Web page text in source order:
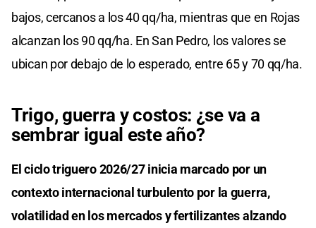
bajos, cercanos a los 40 qq/ha, mientras que en Rojas
alcanzan los 90 qq/ha. En San Pedro, los valores se
ubican por debajo de lo esperado, entre 65 y 70 qq/ha.
Trigo, guerra y costos: ¿se va a
sembrar igual este año?
El ciclo triguero 2026/27 inicia marcado por un
contexto internacional turbulento por la guerra,
volatilidad en los mercados y fertilizantes alzando